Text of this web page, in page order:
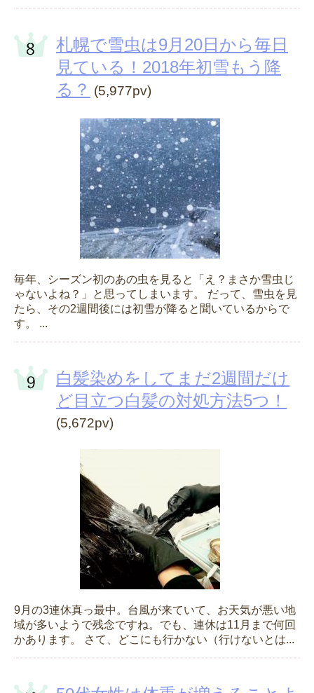
札幌で雪虫は9月20日から毎日
見ている！2018年初雪もう降
る？ (5,977pv)
毎年、シーズン初のあの虫を見ると「え？まさか雪虫じ
ゃないよね？」と思ってしまいます。 だって、雪虫を見
たら、その2週間後には初雪が降ると聞いているからで
す。 ...
白髪染めをしてまだ2週間だけ
ど目立つ白髪の対処方法5つ！
(5,672pv)
9月の3連休真っ最中。台風が来ていて、お天気が悪い地
域が多いようで残念ですね。でも、連休は11月まで何回
かあります。 さて、どこにも行かない（行けないとは...